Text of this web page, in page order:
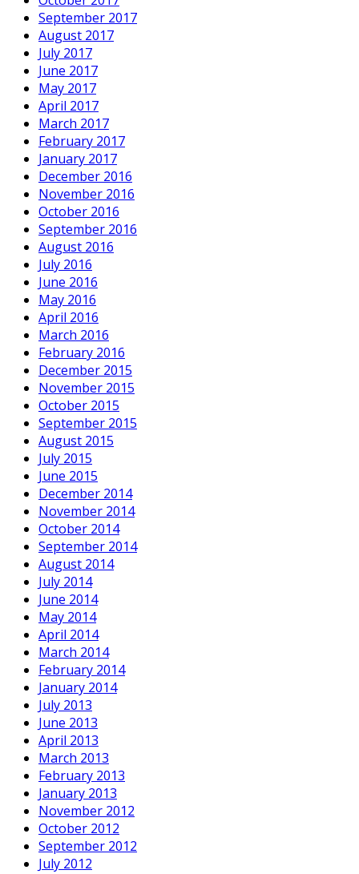
September 2017
August 2017
July 2017
June 2017
May 2017
April 2017
March 2017
February 2017
January 2017
December 2016
November 2016
October 2016
September 2016
August 2016
July 2016
June 2016
May 2016
April 2016
March 2016
February 2016
December 2015
November 2015
October 2015
September 2015
August 2015
July 2015
June 2015
December 2014
November 2014
October 2014
September 2014
August 2014
July 2014
June 2014
May 2014
April 2014
March 2014
February 2014
January 2014
July 2013
June 2013
April 2013
March 2013
February 2013
January 2013
November 2012
October 2012
September 2012
July 2012